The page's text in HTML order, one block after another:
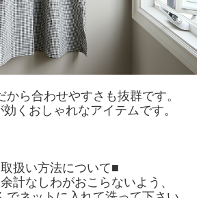
から合わせやすさも抜群です。
くおしゃれなアイテムです。
扱い方法について■
計なしわがおこらないよう、